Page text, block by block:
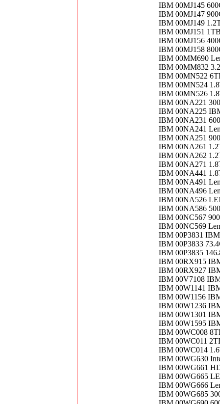
IBM 00MJ145
IBM 00MJ147
IBM 00MJ149
IBM 00MJ151
IBM 00MJ156
IBM 00MJ158
IBM 00MM690
IBM 00MM832
IBM 00MN522
IBM 00MN524
IBM 00MN526
IBM 00NA221
IBM 00NA225
IBM 00NA231
IBM 00NA241
IBM 00NA251
IBM 00NA261
IBM 00NA262
IBM 00NA271
IBM 00NA441
IBM 00NA491
IBM 00NA496
IBM 00NA526
IBM 00NA586
IBM 00NC567
IBM 00NC569
IBM 00P3831
IBM 00P3833
IBM 00P3835
IBM 00RX915
IBM 00RX927
IBM 00V7108
IBM 00W1141
IBM 00W1156
IBM 00W1236
IBM 00W1301
IBM 00W1595
IBM 00WC008
IBM 00WC011
IBM 00WC014
IBM 00WG630
IBM 00WG661
IBM 00WG665
IBM 00WG666
IBM 00WG685